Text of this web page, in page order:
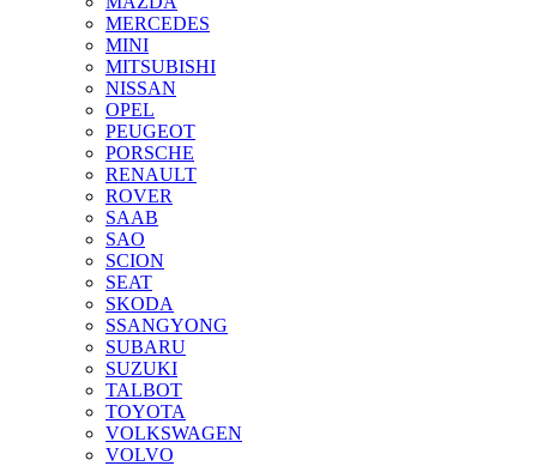
MERCEDES
MINI
MITSUBISHI
NISSAN
OPEL
PEUGEOT
PORSCHE
RENAULT
ROVER
SAAB
SAO
SCION
SEAT
SKODA
SSANGYONG
SUBARU
SUZUKI
TALBOT
TOYOTA
VOLKSWAGEN
VOLVO